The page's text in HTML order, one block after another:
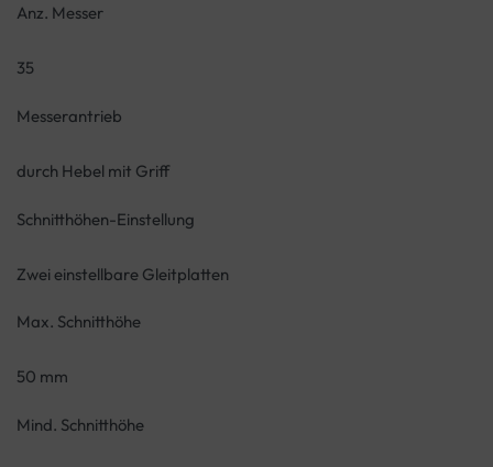
Anz. Messer
35
Messerantrieb
durch Hebel mit Griff
Schnitthöhen-Einstellung
Zwei einstellbare Gleitplatten
Max. Schnitthöhe
50 mm
Mind. Schnitthöhe